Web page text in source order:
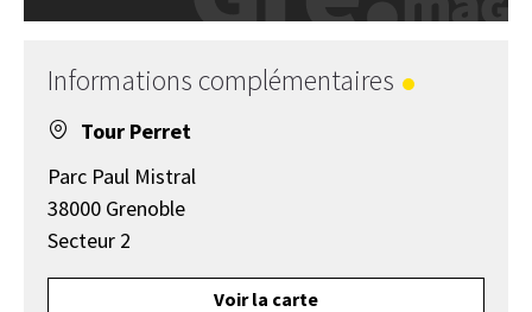
Informations complémentaires
Tour Perret
Parc Paul Mistral
38000 Grenoble
Secteur 2
Voir la carte